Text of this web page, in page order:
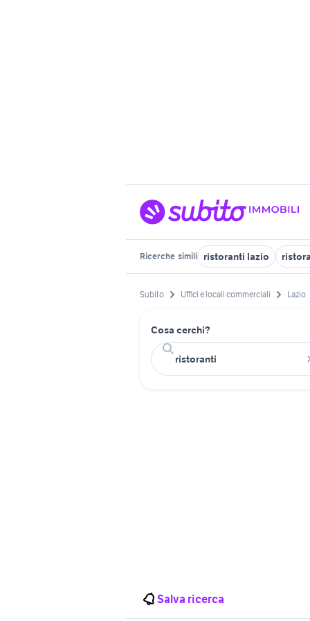
Ricerche simili ristoranti lazio
Subito Uffici e locali commerciali Lazio
Cosa cerchi?
Salva ricerca